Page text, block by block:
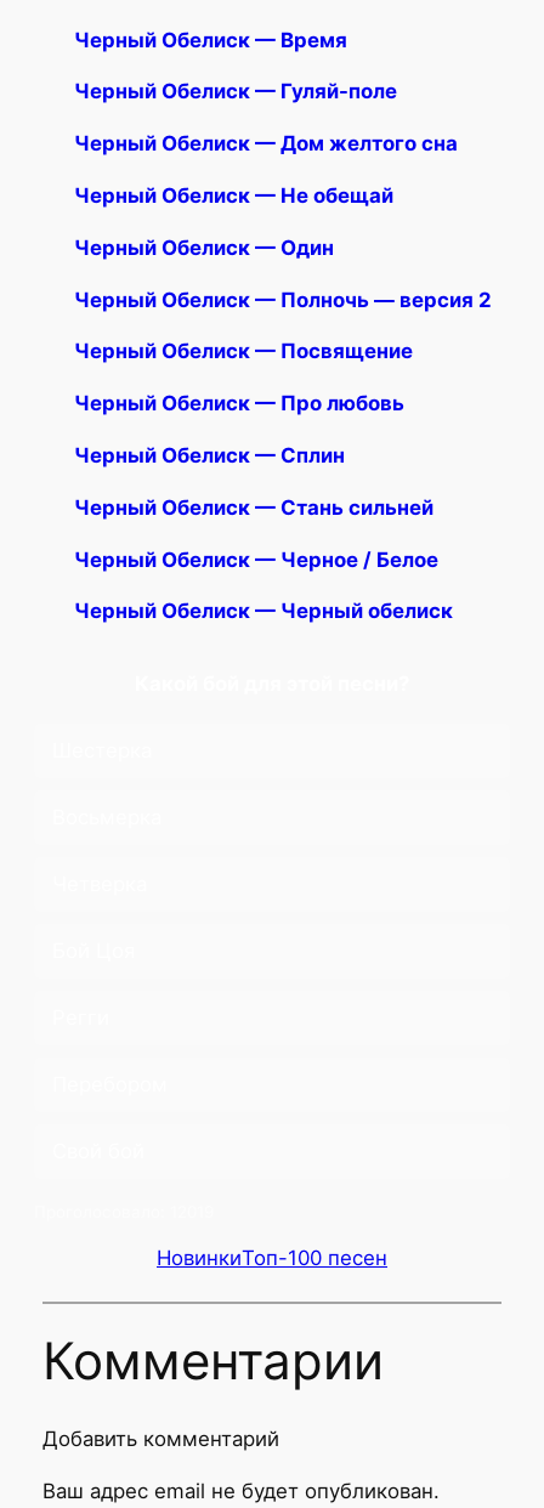
Черный Обелиск — Время
Черный Обелиск — Гуляй-поле
Черный Обелиск — Дом желтого сна
Черный Обелиск — Не обещай
Черный Обелиск — Один
Черный Обелиск — Полночь — версия 2
Черный Обелиск — Посвящение
Черный Обелиск — Про любовь
Черный Обелиск — Сплин
Черный Обелиск — Стань сильней
Черный Обелиск — Черное / Белое
Черный Обелиск — Черный обелиск
НовинкиТоп-100 песен
Комментарии
Добавить комментарий
Ваш адрес email не будет опубликован.